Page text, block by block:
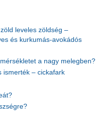
leveles zöldség –
és kurkumás-avokádós
a nagy melegben?
ismerték – cickafark